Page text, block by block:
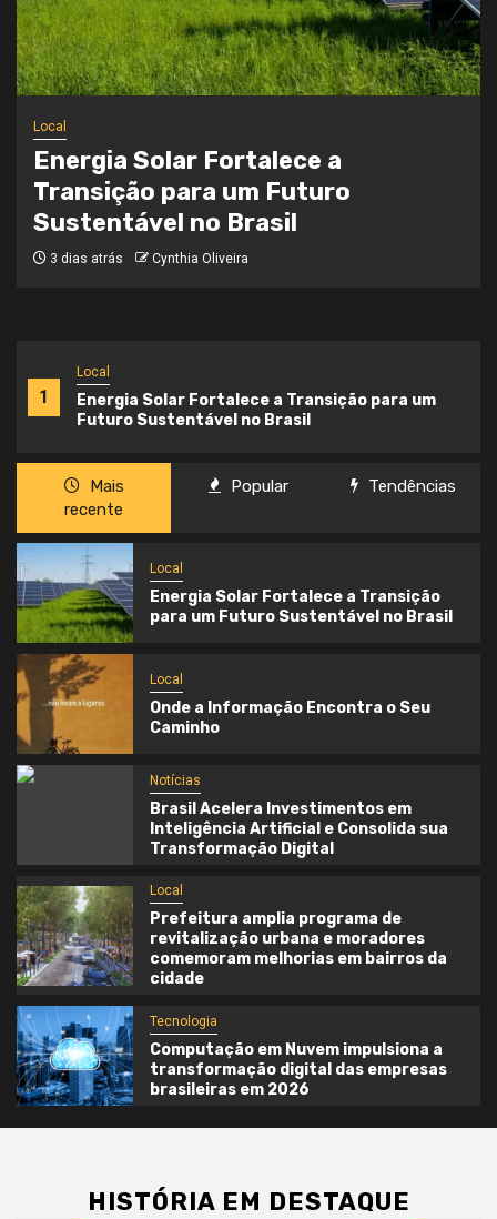
1
Local
Energia Solar Fortalece a Transição para um
Futuro Sustentável no Brasil
Local
Onde a Informação Encontra o Seu
Caminho
3 semanas atrás Cynthia Oliveira
Mais
recente
Popular Tendências
Local
Energia Solar Fortalece a Transição
para um Futuro Sustentável no Brasil
Local
Onde a Informação Encontra o Seu
Caminho
Notícias
Brasil Acelera Investimentos em
Inteligência Artificial e Consolida sua
Transformação Digital
Local
Prefeitura amplia programa de
revitalização urbana e moradores
comemoram melhorias em bairros da
cidade
Tecnologia
Computação em Nuvem impulsiona a
transformação digital das empresas
brasileiras em 2026
HISTÓRIA EM DESTAQUE